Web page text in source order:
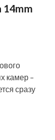
камер –
сразу